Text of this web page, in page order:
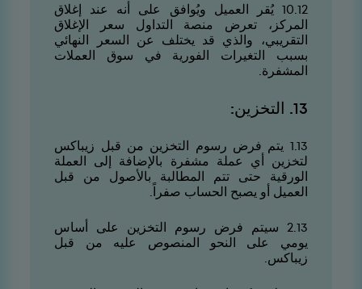
21.01 يُقر العميل ويُوافق على أنه عند إغلاق
المركز، تعرض منصة التداول سعر الإغلاق
التقريبي، والذي قد يختلف عن السعر النهائي
بسبب التغيرات الفورية في سوق العملات
المشفرة.
31. التخزين:
31.1 يتم فرض رسوم التخزين من قبل زيباكس
لتخزين أي عملة مشفرة بالإضافة إلى العملة
الورقية حتى تتم المطالبة بالأصول من قبل
العميل أو يصبح الحساب صفراً.
31.2 سيتم فرض رسوم التخزين على أساس
يومي على النحو المنصوص عليه من قبل
زيباكس.